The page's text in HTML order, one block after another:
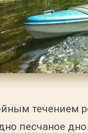
течением
песчаное